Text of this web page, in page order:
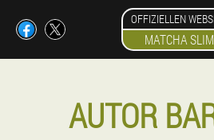
OFFIZIELLEN
MATCHA SLIM
AUTOR